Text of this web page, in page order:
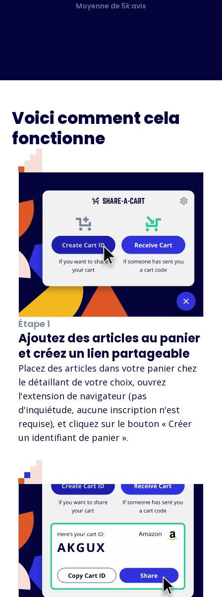
Moyenne de 5k avis
Voici comment cela
fonctionne
Étape 1
Ajoutez des articles au panier
et créez un lien partageable
Placez des articles dans votre panier chez
le détaillant de votre choix, ouvrez
l'extension de navigateur (pas
d'inquiétude, aucune inscription n'est
requise), et cliquez sur le bouton « Créer
un identifiant de panier ».